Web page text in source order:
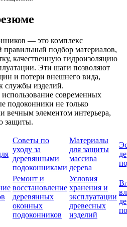
— это комплекс
подбор материалов,
качественную гидроизоляцию
Эти шаги позволяют
и потери внешнего вида,
службы изделий.
современных
подоконники не только
вечным элементом интерьера,
защиты.
Советы по
уходу за
деревянными
подоконниками
Материалы
для защиты
массива
дерева
Ремонт и
восстановление
деревянных
оконных
подоконников
Условия
хранения и
эксплуатации
древесных
изделий